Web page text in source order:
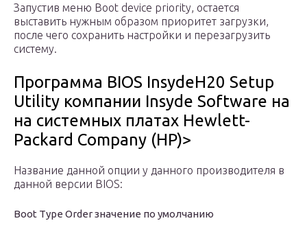
Запустив меню Boot device priority, остается
выставить нужным образом приоритет загрузки,
после чего сохранить настройки и перезагрузить
систему.
Программа BIOS InsydeH20 Setup
Utility компании Insyde Software на
на системных платах Hewlett-
Packard Company (HP)>
Название данной опции у данного производителя в
данной версии BIOS:
Boot Type Order значение по умолчанию